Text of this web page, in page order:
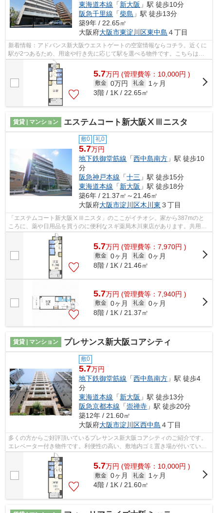
東海道本線 「新大阪 」駅 徒歩10分
阪急千里線 「柴島 」駅 徒歩13分
築9年 / 22.65㎡
大阪府大阪市東淀川区東中島 ４丁目
新着情報：アドバンス新大阪ウエストゲートの空室情報ならコチラ。近くに
駅が2つあるため、用途や行き先に応じて駅を選べる物件です。こちらは初
期費用をカードでお支払いいただける物...
5.7万円 (管理費等：10,000円 )
敷金 0万円 礼金
1ヶ月
3階 / 1K / 22.65㎡
賃貸 | マンション エステムコート新大阪ⅩⅢニスタ
敷0 礼0
5.7万円
地下鉄御堂筋線 「西中島南方 」駅 徒歩10
分
阪急神戸本線 「十三 」駅 徒歩15分
東海道本線 「新大阪 」駅 徒歩18分
築6年 / 21.37㎡～21.46㎡
大阪府大阪市淀川区木川東 ３丁目
「エステムコート新大阪ⅩⅢニスタ」のここがイチオシ。家から387mのと
ころに、薬や日用品を買うのに便利なスギ薬局木川東店があります。共用部
には敷地内ごみ置き場・エレベータなどが...
5.7万円 (管理費等：7,970円 )
敷金 0ヶ月 礼金 0ヶ月
8階 / 1K / 21.46㎡
5.7万円 (管理費等：7,940円 )
敷金 0ヶ月 礼金 0ヶ月
8階 / 1K / 21.37㎡
賃貸 | マンション プレサンス新大阪コアシティ
敷0
5.7万円
地下鉄御堂筋線 「西中島南方 」駅 徒歩4
分
東海道本線 「新大阪 」駅 徒歩13分
阪急京都本線 「崇禅寺 」駅 徒歩20分
築12年 / 21.60㎡
大阪府大阪市淀川区西中島 ４丁目
多くの方からご好評頂いているプレサンス新大阪コアシティのご紹介です。
エレベーター付き物件です。利便性の高い、敷地内ゴミ置き場が付いていま
す。高ニーズな駅近の物件で、徒歩4分...
5.7万円 (管理費等：10,000円 )
敷金 0ヶ月 礼金
1ヶ月
4階 / 1K / 21.60㎡